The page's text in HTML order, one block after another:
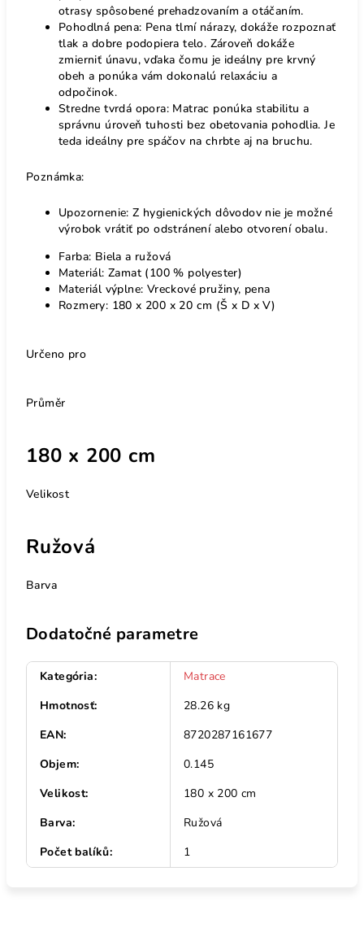
otrasy spôsobené prehadzovaním a otáčaním.
Pohodlná pena: Pena tlmí nárazy, dokáže rozpoznať
tlak a dobre podopiera telo. Zároveň dokáže
zmierniť únavu, vďaka čomu je ideálny pre krvný
obeh a ponúka vám dokonalú relaxáciu a
odpočinok.
Stredne tvrdá opora: Matrac ponúka stabilitu a
správnu úroveň tuhosti bez obetovania pohodlia. Je
teda ideálny pre spáčov na chrbte aj na bruchu.
Poznámka:
Upozornenie: Z hygienických dôvodov nie je možné
výrobok vrátiť po odstránení alebo otvorení obalu.
Farba: Biela a ružová
Materiál: Zamat (100 % polyester)
Materiál výplne: Vreckové pružiny, pena
Rozmery: 180 x 200 x 20 cm (Š x D x V)
Určeno pro
Průměr
180 x 200 cm
Velikost
Ružová
Barva
Dodatočné parametre
Kategória:
Matrace
Hmotnosť:
28.26 kg
EAN:
8720287161677
Objem:
0.145
Velikost:
180 x 200 cm
Barva:
Ružová
Počet balíků: 1